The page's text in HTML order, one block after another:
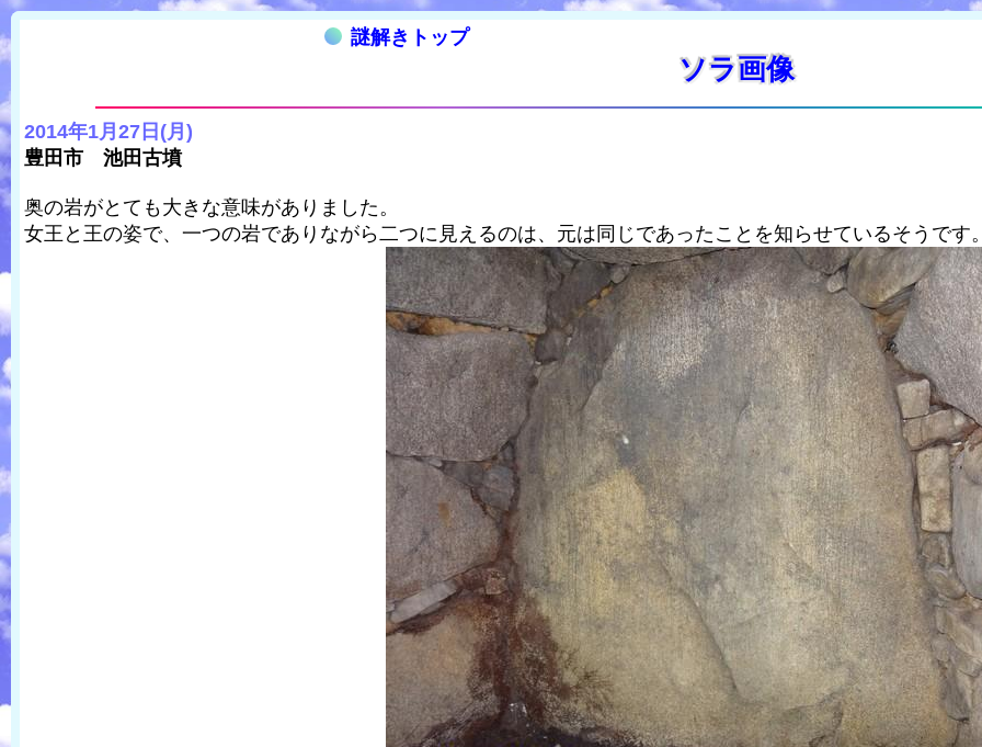
謎解きトップ
ソラ画像
2014年1月27日(月)
豊田市 池田古墳
奥の岩がとても大きな意味がありました。
女王と王の姿で、一つの岩でありながら二つに見えるのは、元は同じであったことを知らせているそうです